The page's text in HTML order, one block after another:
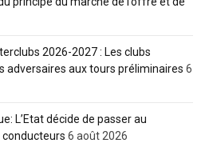
2026-2027 : Les clubs
adversaires aux tours préliminaires 6
L’Etat décide de passer au
6 août 2026